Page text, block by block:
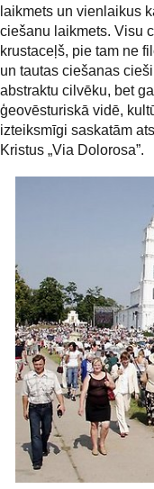
laikmets un vienlaikus
ciešanu laikmets. Visu
krustaceļš, pie tam ne
un tautas ciešanas
abstraktu cilvēku, bet
ģeovēsturiskā vidē,
izteiksmīgi saskatām
Kristus „Via Dolorosa”.